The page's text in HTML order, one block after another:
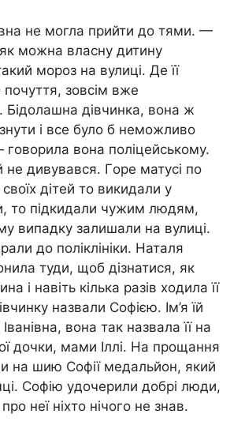
не могла прийти до тями. —
можна власну дитину
мороз на вулиці. Де її
зовсім вже
Бідолашна дівчинка, вона ж
і все було б неможливо
говорила вона полiцейському.
не дивувався. Гope матусі по
дітей то викидали у
то підкидали чужим людям,
випадку залишали на вулиці.
до поліклініки. Наталя
туди, щоб дізнатися, як
і навіть кілька разів ходила її
назвали Софією. Ім’я їй
вона так назвала її на
дочки, мами Іллі. На прощання
на шию Софії медальйон, який
Софію yдочерили добрі люди,
неї ніхто нічого не знав.